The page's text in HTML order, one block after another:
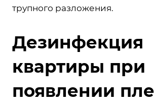
трупного разложения.
Дезинфекция
квартиры при
появлении